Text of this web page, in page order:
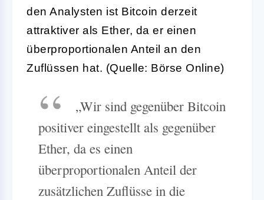
den Analysten ist Bitcoin derzeit
attraktiver als Ether, da er einen
überproportionalen Anteil an den
Zuflüssen hat. (Quelle: Börse Online)
„Wir sind gegenüber Bitcoin
positiver eingestellt als gegenüber
Ether, da es einen
überproportionalen Anteil der
zusätzlichen Zuflüsse in die